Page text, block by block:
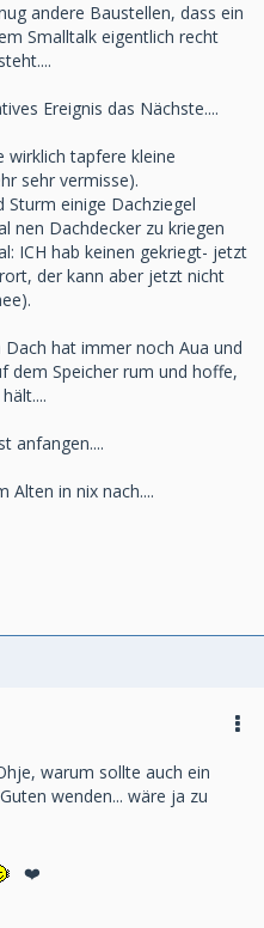
andere Baustellen, dass ein
Smalltalk eigentlich recht
Ereignis das Nächste....
wirklich tapfere kleine
sehr vermisse).
Sturm einige Dachziegel
nen Dachdecker zu kriegen
ICH hab keinen gekriegt- jetzt
der kann aber jetzt nicht
Dach hat immer noch Aua und
dem Speicher rum und hoffe,
anfangen....
Alten in nix nach....
warum sollte auch ein
wenden... wäre ja zu
❤️